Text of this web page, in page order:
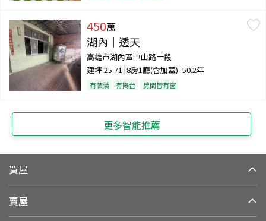
450萬
湖內｜透天
高雄市湖內區中山路一段
建坪25.71 8房1廳(含加蓋) 50.2年
有裝潢 有陽台 房間皆有窗
更多智能推薦
買屋
賣屋